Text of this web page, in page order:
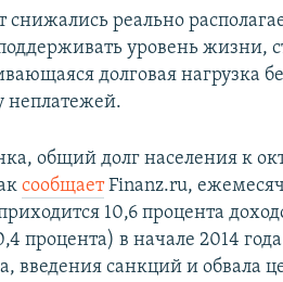
снижались реально
уровень жизни,
долговая нагрузка
неплатежей.
общий долг населения к
сообщаетFinanz.ru,
10,6 процента
процента) в начале 2014
введения санкций и обвала